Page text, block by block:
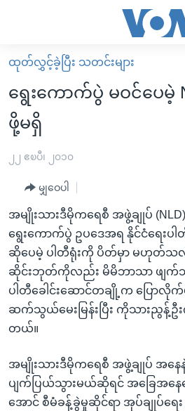
လွယ်ကူ
စေ
သည့်
Link
များ
အကြောင်းအရာ
ကျော်
ကြည့်
စာမျက်နှာ
ကျော်
မူလစာမျက်နှာ
မြန်မာ
ကမ္ဘာ့သတင်းများ
နိုင်ငံတကာ
အစ္စရေး-ပါလက်စတိုင်း
ဗွီဒီယို
ရပ်ဝန်းတခု လမ်းတခု အလွန်
အင်္ဂလိပ်စာလေ့လာမယ်
အမေရိကန်သုံးအီဒီယံ
မကြေးမုံရဲ့ အင်္ဂလိပ်စာ
ရုပ်ရှင်ထဲက အင်္ဂလိပ်စာ
သုတပဒေသာ အင်္ဂလိပ်စာ
အပတ်စဉ်ကဏ္ဍများ
ရေဒီယို
တီဗွီ
ရေဒီယိုနှင့်ရုပ်သံ အချက်အလက်များ
ရေဒီယို/တီဗွီအစီအစဉ်
ဗွီအိုအေ လူမှုကွန်ယက်များ
ထုတ်လွှင့်ခဲ့ပြီး သတင်းများ
ရွေးကောက်ပွဲ မဝင်ပေမဲ့
ဖို့မရှိ
၂၂ ဧၿပီ၊ ၂၀၁၀
မျှဝေပါ
အမျိုးသားဒီမိုကရေစီ အဖွဲ့ချုပ်
ရွေးကောက်ပွဲ ဥပဒေအရ နိုင်ငံရေး
ဆိုပေမဲ့ ပါတီရုံးကို ပိတ်မှာ မဟုတ်သ
ဆိုင်းဘုတ်ကိုလည်း မိမိဘာသာ ဖျက်
ပါတီခေါင်းဆောင်တချို့က ပြော
ဆက်သွယ်မေးမြန်းပြီး ကိုသားညွန့်ဦး
တယ်။
အမျိုးသားဒီမိုကရေစီ အဖွဲ့ချုပ် အန
ပျက်ပြယ်သွားမယ်ဆိုရင် အခြေအ
အောင် စီမံခန့်ခွဲမှုဆိုင်ရာ အုပ်ချုပ်ရေ